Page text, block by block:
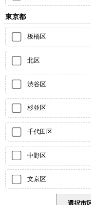
東京都
板橋区
北区
渋谷区
杉並区
千代田区
中野区
文京区